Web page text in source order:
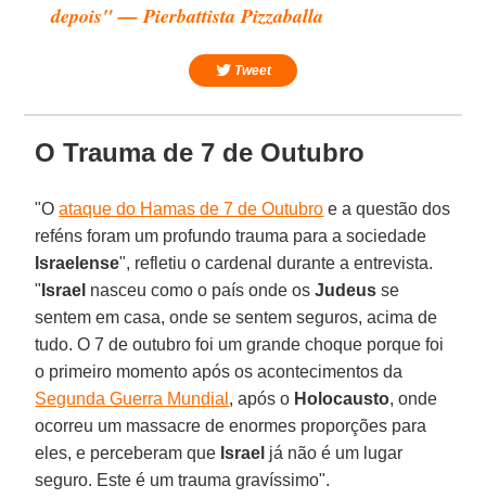
depois" — Pierbattista Pizzaballa
Tweet
O Trauma de 7 de Outubro
"Oataque do Hamas de 7 de Outubro e a questão dos
reféns foram um profundo trauma para a sociedade
Israelense", refletiu o cardenal durante a entrevista.
" Israel nasceu como o país onde osJudeus se
sentem em casa, onde se sentem seguros, acima de
tudo. O 7 de outubro foi um grande choque porque foi
o primeiro momento após os acontecimentos da
Segunda Guerra Mundial , após o Holocausto, onde
ocorreu um massacre de enormes proporções para
eles, e perceberam que Israel já não é um lugar
seguro. Este é um trauma gravíssimo".